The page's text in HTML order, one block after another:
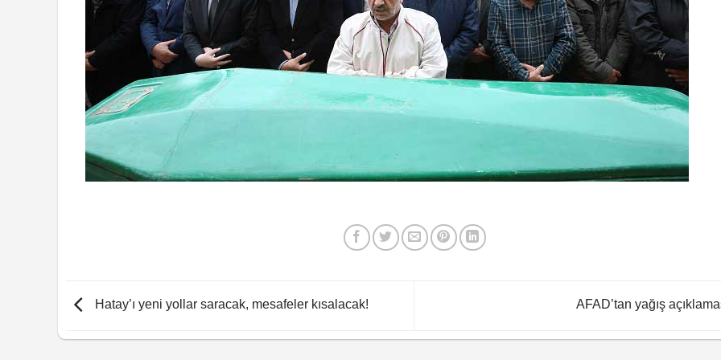
Hatay’ı yeni yollar saracak, mesafeler kısalacak! AFAD’tan yağış